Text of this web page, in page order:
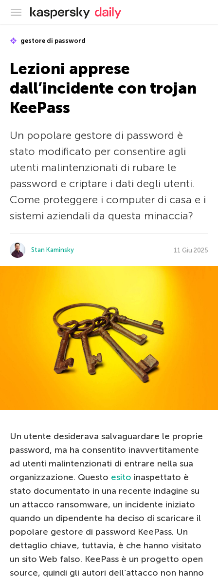
Blog ufficiale di Kaspersky
gestore di password
Lezioni apprese
dall’incidente con trojan
KeePass
Un popolare gestore di password è
stato modificato per consentire agli
utenti malintenzionati di rubare le
password e criptare i dati degli utenti.
Come proteggere i computer di casa e i
sistemi aziendali da questa minaccia?
Stan Kaminsky 11 Giu 2025
Un utente desiderava salvaguardare le proprie
password, ma ha consentito inavvertitamente
ad utenti malintenzionati di entrare nella sua
organizzazione. Questo esito inaspettato è
stato documentato in una recente indagine su
un attacco ransomware, un incidente iniziato
quando un dipendente ha deciso di scaricare il
popolare gestore di password KeePass. Un
dettaglio chiave, tuttavia, è che hanno visitato
un sito Web falso. KeePass è un progetto open
source, quindi gli autori dell’attacco non hanno